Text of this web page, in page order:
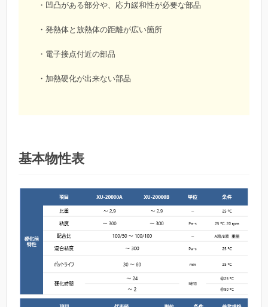
・凹凸がある部分や、応力緩和性が必要な部品
・発熱体と放熱体の距離が広い箇所
・電子接点付近の部品
・加熱硬化が出来ない部品
基本物性表